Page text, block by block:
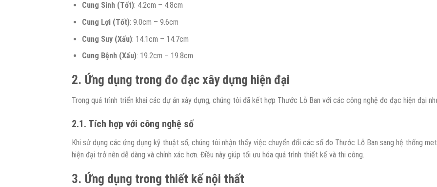
Cung Sinh (Tốt): 4.2cm – 4.8cm
Cung Lợi (Tốt): 9.0cm – 9.6cm
Cung Suy (Xấu): 14.1cm – 14.7cm
Cung Bệnh (Xấu): 19.2cm – 19.8cm
2. Ứng dụng trong đo đạc xây dựng hiện đại
Trong quá trình triển khai các dự án xây dựng, chúng tôi đã kết hợp Thước Lỗ Ban với các công nghệ đo đạc hiện đại
2.1. Tích hợp với công nghệ số
Khi sử dụng các ứng dụng kỹ thuật số, chúng tôi nhận thấy việc chuyển đổi các số đo Thước Lỗ Ban sang hệ thống
hiện đại trở nên dễ dàng và chính xác hơn. Điều này giúp tối ưu hóa quá trình thiết kế và thi công.
3. Ứng dụng trong thiết kế nội thất